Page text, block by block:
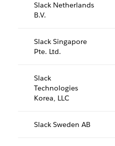
Slack Netherlands
B.V.
Slack Singapore
Pte. Ltd.
Slack
Technologies
Korea, LLC
Slack Sweden AB